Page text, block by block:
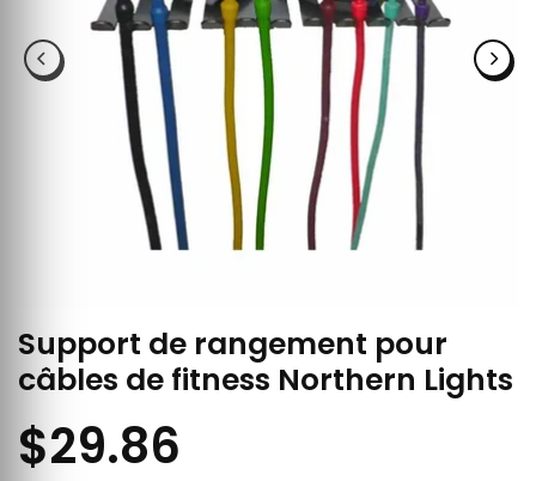
Support de rangement pour
câbles de fitness Northern Lights
$29.86